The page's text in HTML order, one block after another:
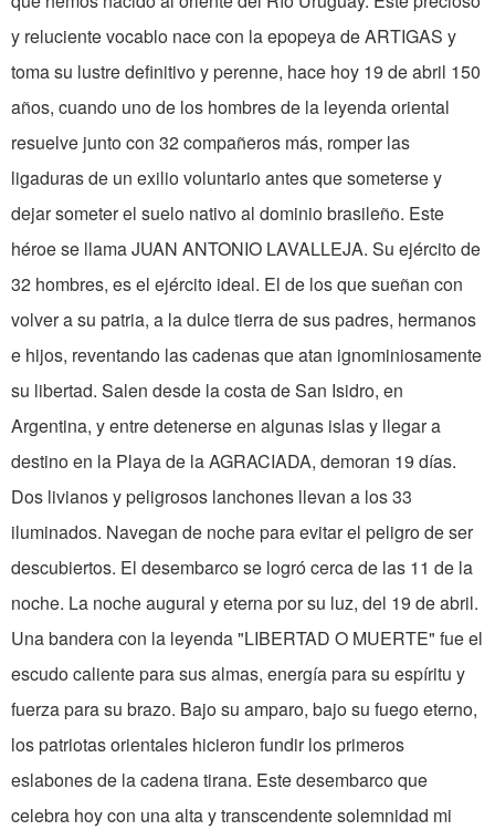
y reluciente vocablo nace con la epopeya de ARTIGAS y
toma su lustre definitivo y perenne, hace hoy 19 de abril 150
años, cuando uno de los hombres de la leyenda oriental
resuelve junto con 32 compañeros más, romper las
ligaduras de un exilio voluntario antes que someterse y
dejar someter el suelo nativo al dominio brasileño. Este
héroe se llama JUAN ANTONIO LAVALLEJA. Su ejército de
32 hombres, es el ejército ideal. El de los que sueñan con
volver a su patria, a la dulce tierra de sus padres, hermanos
e hijos, reventando las cadenas que atan ignominiosamente
su libertad. Salen desde la costa de San Isidro, en
Argentina, y entre detenerse en algunas islas y llegar a
destino en la Playa de la AGRACIADA, demoran 19 días.
Dos livianos y peligrosos lanchones llevan a los 33
iluminados. Navegan de noche para evitar el peligro de ser
descubiertos. El desembarco se logró cerca de las 11 de la
noche. La noche augural y eterna por su luz, del 19 de abril.
Una bandera con la leyenda "LIBERTAD O MUERTE" fue el
escudo caliente para sus almas, energía para su espíritu y
fuerza para su brazo. Bajo su amparo, bajo su fuego eterno,
los patriotas orientales hicieron fundir los primeros
eslabones de la cadena tirana. Este desembarco que
celebra hoy con una alta y transcendente solemnidad mi